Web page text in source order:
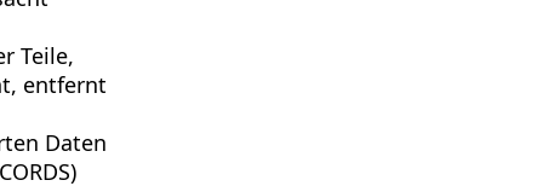
Teile,
entfernt
Daten